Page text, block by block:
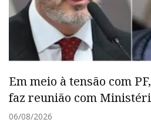
Em meio à tensão com
faz reunião com
06/08/2026